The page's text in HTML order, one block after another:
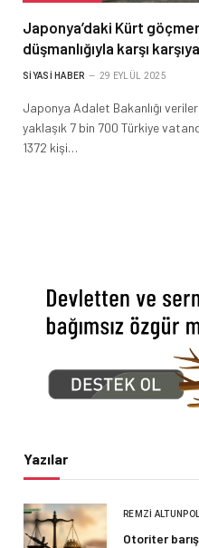
Japonya’daki Kürt
düşmanlığıyla karşı karşıya
SIYASI HABER 29 EYLÜL 2025
Japonya Adalet Bakanlığı
yaklaşık 7 bin 700 Türkiye
1372 kişi…
Yazılar
REMZI
Otoriter